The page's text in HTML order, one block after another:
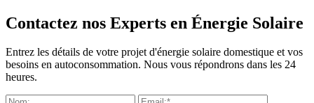
Contactez nos Experts en Énergie Solaire
Entrez les détails de votre projet d'énergie solaire domestique et vos
besoins en autoconsommation. Nous vous répondrons dans les 24
heures.